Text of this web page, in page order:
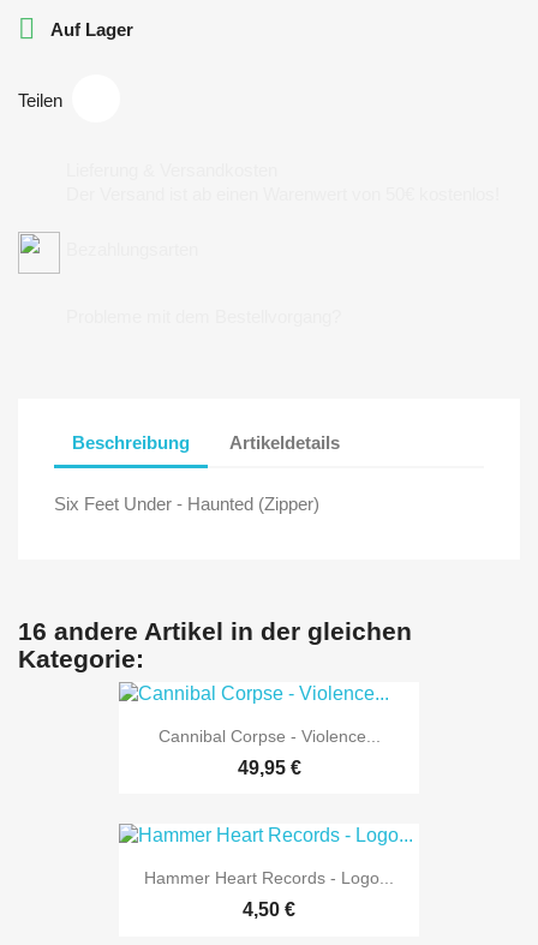
 Auf Lager
Teilen
Beschreibung Artikeldetails
Six Feet Under - Haunted (Zipper)
16 andere Artikel in der gleichen
Kategorie:
Cannibal Corpse - Violence...
49,95 €
Hammer Heart Records - Logo...
4,50 €